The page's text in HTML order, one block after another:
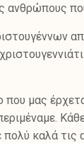
ανθρώπους
μας
καλά